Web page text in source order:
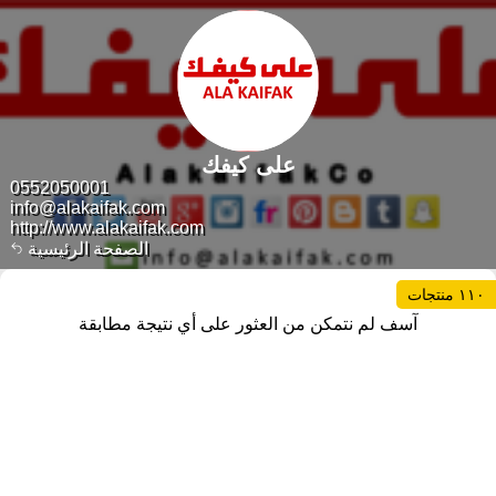
الصفحة الرئيسية
0552050001
info@alakaifak.com
http://www.alakaifak.com
على كيفك
١١٠ منتجات
آسف لم نتمكن من العثور على أي نتيجة مطابقة